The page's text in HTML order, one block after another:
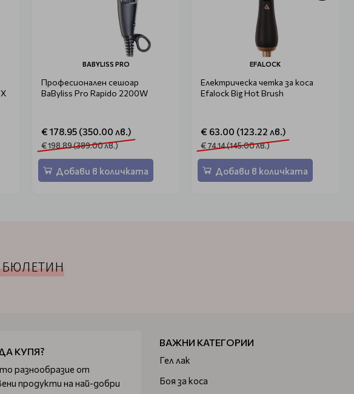
BABYLISS PRO
Професионален сешоар
BaByliss Pro Rapido 2200W
€ 178.95 (350.00 лв.)
€ 198.89 (389.00 лв.)
Добави в количката
EFALOCK
Електрическа четка за коса
Efalock Big Hot Brush
€ 63.00 (123.22 лв.)
€ 74.14 (145.00 лв.)
Добави в количката
БЮЛЕТИН
КУПЯ?
разнообразие от
продукти на най-добри
ВАЖНИ КАТЕГОРИИ
Гел лак
Боя за коса